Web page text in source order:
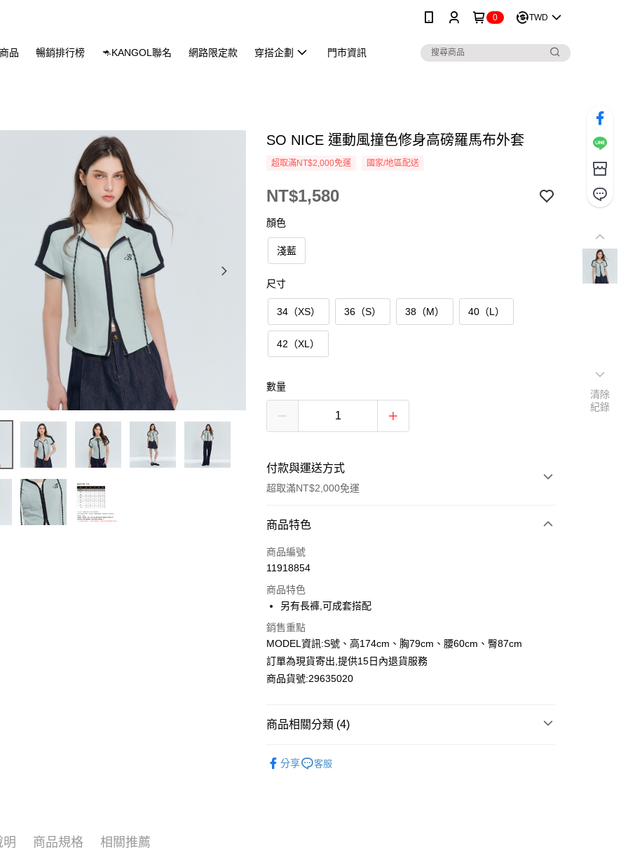
0 TWD
品 暢銷排行榜 🦘KANGOL聯名 網路限定款 穿搭企劃 門市資訊
SO NICE 運動風撞色修身高磅羅馬布外套
超取滿NT$2,000免運 國家/地區配送
NT$1,580
顏色
淺藍
尺寸
34（XS） 36（S） 38（M） 40（L）
42（XL）
數量
付款與運送方式
超取滿NT$2,000免運
付款方式
信用卡一次付款
LINE Pay
Apple Pay
全家付款取貨
付款後全家取貨
商品特色
商品編號
11918854
商品特色
另有長褲,可成套搭配
銷售重點
MODEL資訊:S號、高174cm、胸79cm、腰60cm、臀87cm
訂單為現貨寄出,提供15日內退貨服務
商品貨號:29635020
商品相關分類 (4)
分享 客服
明 商品規格 相關推薦
清除
紀錄